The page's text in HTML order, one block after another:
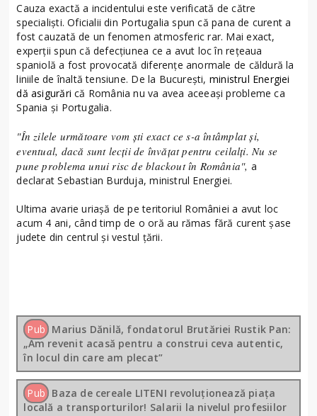
Cauza exactă a incidentului este verificată de către
specialişti. Oficialii din Portugalia spun că pana de curent a
fost cauzată de un fenomen atmosferic rar. Mai exact,
experţii spun că defecţiunea ce a avut loc în reţeaua
spaniolă a fost provocată diferenţe anormale de căldură la
liniile de înaltă tensiune. De la Bucureşti, ministrul Energiei
dă asigurări că România nu va avea aceeaşi probleme ca
Spania şi Portugalia.
"În zilele următoare vom şti exact ce s-a întâmplat şi,
eventual, dacă sunt lecţii de învăţat pentru ceilalţi. Nu se
pune problema unui risc de blackout în România", a
declarat Sebastian Burduja, ministrul Energiei.
Ultima avarie uriaşă de pe teritoriul României a avut loc
acum 4 ani, când timp de o oră au rămas fără curent şase
judete din centrul şi vestul ţării.
Pub Marius Dănilă, fondatorul Brutăriei Rustik Pan:
„Am revenit acasă pentru a construi ceva autentic,
în locul din care am plecat”
Pub Baza de cereale LITENI revoluționează piața
locală a transporturilor! Salarii la nivelul profesiilor